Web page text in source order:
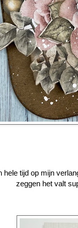
hele tijd op mijn
zeggen het valt